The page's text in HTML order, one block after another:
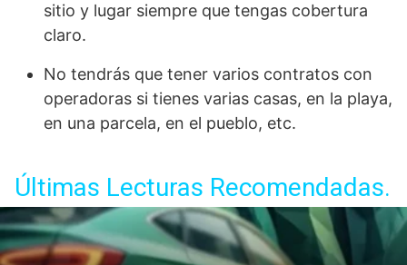
sitio y lugar siempre que tengas cobertura
claro.
No tendrás que tener varios contratos con
operadoras si tienes varias casas, en la playa,
en una parcela, en el pueblo, etc.
Últimas Lecturas Recomendadas.